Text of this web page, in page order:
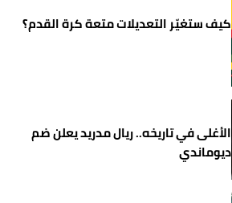
كيف ستغيّر التعديلات متعة كرة القدم؟
الأغلى في تاريخه.. ريال مدريد يعلن ضم
ديوماندي